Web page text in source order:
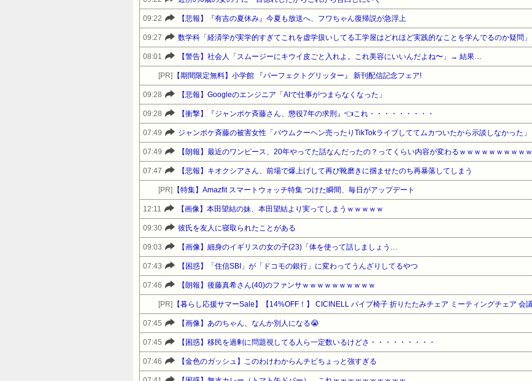
09:22 【悲報】『有吉の夏休み』今夏も放送へ、フワちゃん復帰説が急浮上
09:27 数学科「経済学が実学的すぎてこれを虚学扱いしてる工学屋はどれほど実践的なことを学んでるのか疑問」
08:01 【警告】社会人「スムージーにキウイ皮ごと入れよ。これ美容にいいんだよね〜」→ 結果…
[PR] 【期間限定無料】小学館 『パーフェクトグリッター』 新刊配信記念フェア!
09:28 【悲報】Googleのエンジニア「AIで仕事がつまらなくなった」
09:28 【衝撃】『ジャンポケ斉藤さん、懲役7年の求刑』👈これ・・・・・・・・・
07:49 ジャンポケ斉藤の被害女性「バウムクーヘン売ったりTikTokライブしててムカついたから示談しなかった」
07:49 【朗報】最近のワンピース、20年やってた話なんだったの？ってくらい内容が変わるｗｗｗｗｗｗｗｗｗｗ
07:47 【悲報】キオクシアさん、前場で爆上げして再び靴磨きに掴ませたのち再暴落してしまう
[PR] 【特集】Amazfit スマートウォッチ特集 つけた瞬間、毎日がアップデート
12:11 【画像】本田望結の妹、本田望結より実ってしまうｗｗｗｗｗ
09:30 彼氏を友人に寝取られたことがある
09:03 【画像】細身のイギリスの女の子(23)「体を使って話しましょう…
07:43 【困惑】「住信SBI」が「ドコモの銀行」に変わってうんざりしてるやつ
07:46 【朗報】後藤真希さん(40)のファンサｗｗｗｗｗｗｗｗｗｗ
[PR]
07:45 【画像】あのちゃん、なんか別人になる😭
07:45 【困惑】移民を過剰に問題視してる人ら一定数いるけどさ・・・・・・・・・
07:46 【金色のガッシュ】このわけわからんチビちょっと強すぎる